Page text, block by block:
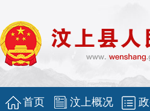
首页 汶上概况